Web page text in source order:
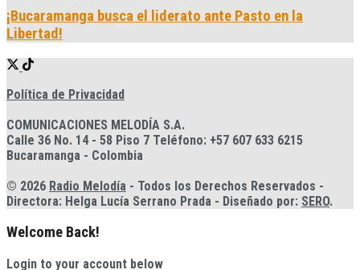
¡Bucaramanga busca el liderato ante Pasto en la
Libertad!
Política de Privacidad
COMUNICACIONES MELODÍA S.A.
Calle 36 No. 14 - 58 Piso 7 Teléfono: +57 607 633 6215
Bucaramanga - Colombia
© 2026 Radio Melodía - Todos los Derechos Reservados -
Directora: Helga Lucía Serrano Prada - Diseñado por: SERO.
Welcome Back!
Login to your account below